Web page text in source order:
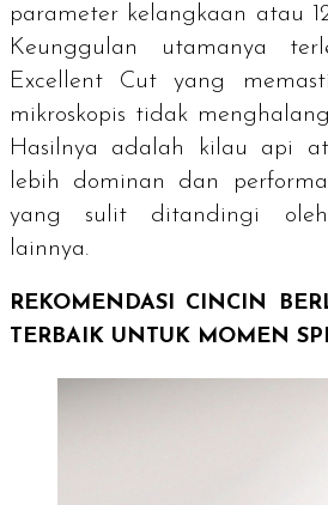
parameter kelangkaan atau
Keunggulan utamanya
Excellent Cut yang
mikroskopis tidak
Hasilnya adalah kilau api
lebih dominan dan
yang sulit ditandingi
lainnya.
REKOMENDASI CINCIN
TERBAIK UNTUK MOMEN